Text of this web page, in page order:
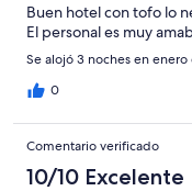
Buen hotel con tofo lo
El personal es muy
Se alojó 3 noches en
0
Comentario verificado
10/10 Excelente